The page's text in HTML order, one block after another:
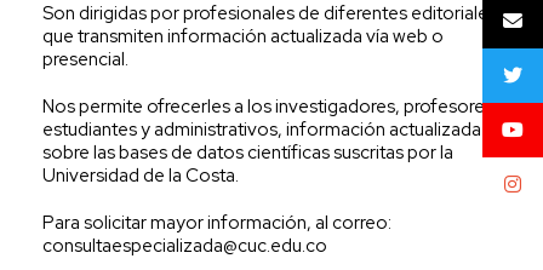
Son dirigidas por profesionales de diferentes editoriales
que transmiten información actualizada vía web o
presencial.
Nos permite ofrecerles a los investigadores, profesores,
estudiantes y administrativos, información actualizada
sobre las bases de datos científicas suscritas por la
Universidad de la Costa.
Para solicitar mayor información, al correo:
consultaespecializada@cuc.edu.co